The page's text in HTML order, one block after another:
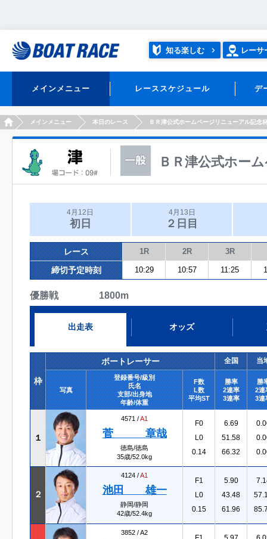
知る楽しむ レーサ
メインメニュー レーススケジュール デ
HOMEメインメニュー 本日のレース ＢＲ津公式ホームページリニューアル記念
ＢＲ津公式ホー
4月12日
初日
4月13日
２日目
レース 1R 2R 3R
締切予定時刻 10:29 10:57 11:25
優勝戦 1800m
出走表 オッズ
枠
ボートレーサー 全国 当
写真
登録番号/級別
氏名
支部/出身地
年齢/体重
F数
L数
平均ST
勝率
2連率
3連率
勝
2連
3連
１
4571 /A1
菅 章哉
徳島/徳島
35歳/52.0kg
F0
L0
0.14
6.69
51.58
66.32
２
4124 /A1
池田 雄一
静岡/静岡
42歳/52.4kg
F1
L0
0.15
5.90
43.48
61.96
3852 /A2